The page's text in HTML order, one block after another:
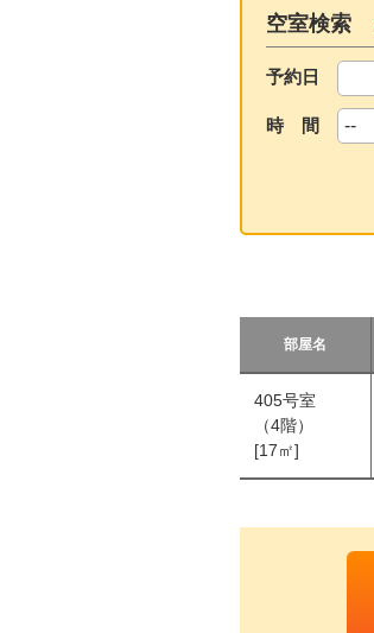
空室検索
予約日
時 間
部屋名
405号室
（4階）
[17㎡]